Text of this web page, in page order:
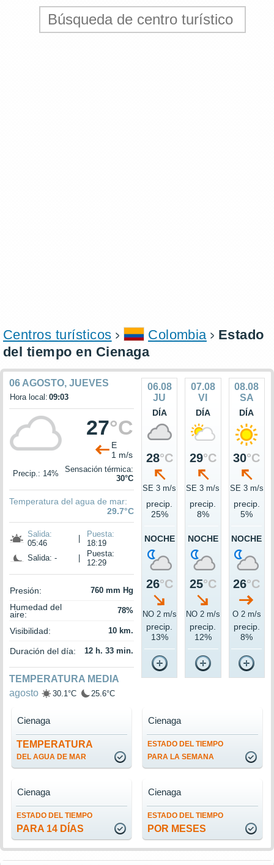
Centros turísticos Colombia
Estado
del tiempo en Cienaga
06 AGOSTO, JUEVES
Hora local: 09:03
27°C
E
1 m/s
Precip.: 14%
Sensación térmica:
30°C
Temperatura del agua de mar:
29.7°C
Salida:
05:46
Puesta:
18:19
Salida: -
Puesta:
12:29
Presión: 760 mm Hg
Humedad del
aire: 78%
Visibilidad: 10 km.
Duración del día: 12 h. 33 min.
TEMPERATURA MEDIA
agosto
30.1°C 25.6°C
06.08
JU
DÍA
28°C
SE 3 m/s
precip.
25%
NOCHE
26°C
NO 2 m/s
precip.
13%
07.08
VI
DÍA
29°C
SE 3 m/s
precip.
8%
NOCHE
25°C
NO 2 m/s
precip.
12%
08.08
SA
DÍA
30°C
SE 3 m/s
precip.
5%
NOCHE
26°C
O 2 m/s
precip.
8%
TEMPERATURA
DEL AGUA DE MAR
Cienaga
ESTADO DEL TIEMPO
PARA LA SEMANA
Cienaga
ESTADO DEL TIEMPO
PARA 14 DÍAS
Cienaga
ESTADO DEL TIEMPO
POR MESES
Cienaga